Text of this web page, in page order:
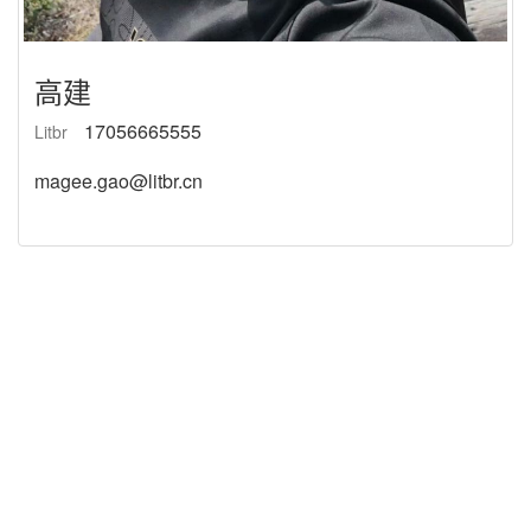
高建
Litbr
17056665555
magee.gao@litbr.cn